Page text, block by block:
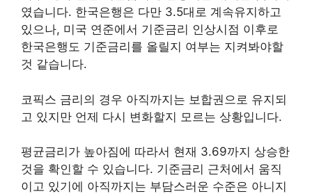
였습니다. 한국은행은 다만 3.5대로 계속유지하고
있으나, 미국 연준에서 기준금리 인상시점 이후로
한국은행도 기준금리를 올릴지 여부는 지켜봐야할
것 같습니다.
코픽스 금리의 경우 아직까지는 보합권으로 유지되
고 있지만 언제 다시 변화할지 모르는 상황입니다.
평균금리가 높아짐에 따라서 현재 3.69까지 상승한
것을 확인할 수 있습니다. 기준금리 근처에서 움직
이고 있기에 아직까지는 부담스러운 수준은 아니지